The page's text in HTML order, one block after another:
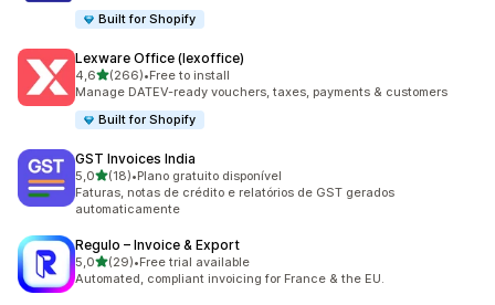
Built for Shopify
Lexware Office (lexoffice)
4,6de 5 estrelas
(266)
266 avaliações ao todo
•Free to install
Manage DATEV-ready vouchers, taxes, payments & customers
Built for Shopify
GST Invoices India
5,0de 5 estrelas
(18)
18 avaliações ao todo
•Plano gratuito disponível
Faturas, notas de crédito e relatórios de GST gerados
automaticamente
Regulo – Invoice & Export
5,0de 5 estrelas
(29)
29 avaliações ao todo
•Free trial available
Automated, compliant invoicing for France & the EU.